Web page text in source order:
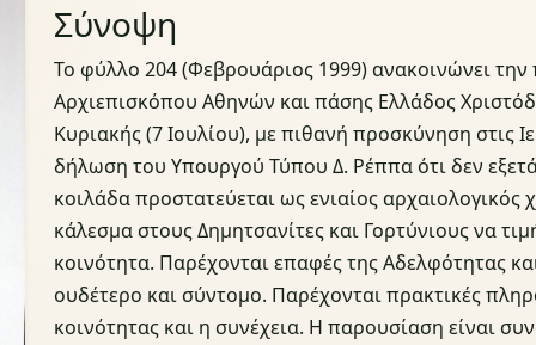
Σύνοψη
Το φύλλο 204 (Φεβρουάριος 1999) ανακοινώνει
Αρχιεπισκόπου Αθηνών και πάσης Ελλάδος
Κυριακής (7 Ιουλίου), με πιθανή προσκύνηση
δήλωση του Υπουργού Τύπου Δ. Ρέππα ότι δεν
κοιλάδα προστατεύεται ως ενιαίος
κάλεσμα στους Δημητσανίτες και Γορτύνιους να
κοινότητα. Παρέχονται επαφές της Αδελφότητας
ουδέτερο και σύντομο. Παρέχονται πρακτικές
κοινότητας και η συνέχεια. Η παρουσίαση είναι